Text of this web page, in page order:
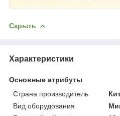
Скрыть
Характеристики
Основные атрибуты
Страна производитель
Вид оборудования